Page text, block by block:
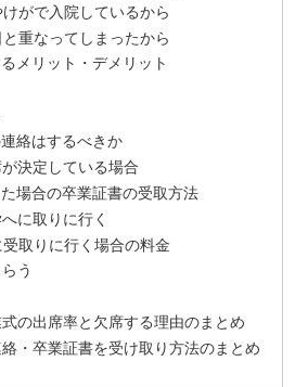
がで入院しているから
と重なってしまったから
メリット・デメリット
絡はするべきか
決定している場合
場合の卒業証書の受取方法
に取りに行く
受取りに行く場合の料金
う
の出席率と欠席する理由のまとめ
・卒業証書を受け取り方法のまとめ